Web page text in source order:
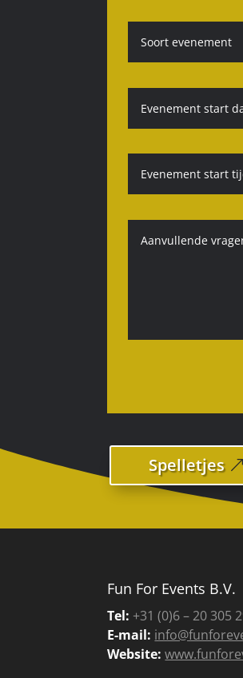
Spelletjes
Fun For Events B.V.
Tel: +31 (0)6 – 20 305
E-mail:
Website: